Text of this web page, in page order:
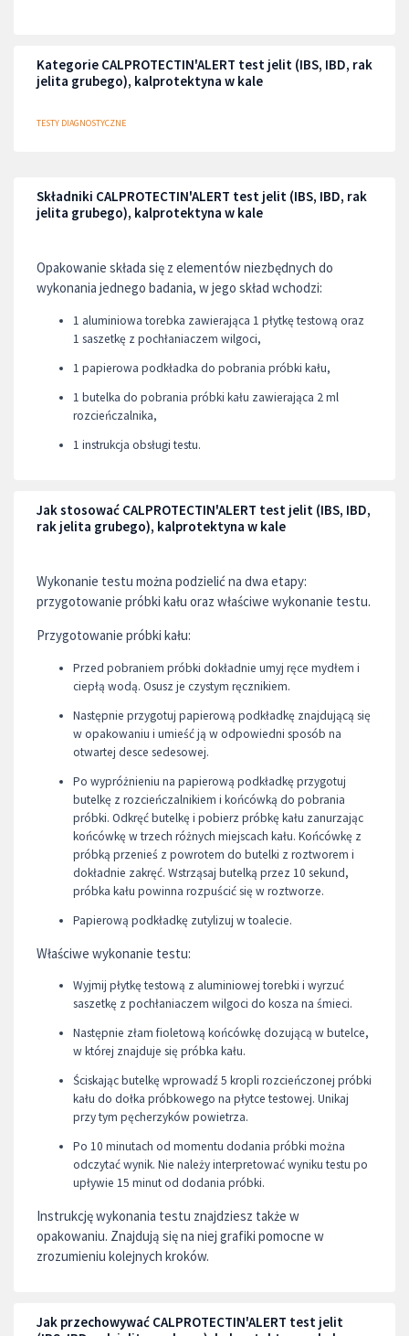
Kategorie CALPROTECTIN'ALERT test jelit (IBS, IBD, rak
jelita grubego), kalprotektyna w kale
TESTY DIAGNOSTYCZNE
Składniki CALPROTECTIN'ALERT test jelit (IBS, IBD, rak
jelita grubego), kalprotektyna w kale
Opakowanie składa się z elementów niezbędnych do
wykonania jednego badania, w jego skład wchodzi:
1 aluminiowa torebka zawierająca 1 płytkę testową oraz
1 saszetkę z pochłaniaczem wilgoci,
1 papierowa podkładka do pobrania próbki kału,
1 butelka do pobrania próbki kału zawierająca 2 ml
rozcieńczalnika,
1 instrukcja obsługi testu.
Jak stosować CALPROTECTIN'ALERT test jelit (IBS, IBD,
rak jelita grubego), kalprotektyna w kale
Wykonanie testu można podzielić na dwa etapy:
przygotowanie próbki kału oraz właściwe wykonanie testu.
Przygotowanie próbki kału:
Przed pobraniem próbki dokładnie umyj ręce mydłem i
ciepłą wodą. Osusz je czystym ręcznikiem.
Następnie przygotuj papierową podkładkę znajdującą się
w opakowaniu i umieść ją w odpowiedni sposób na
otwartej desce sedesowej.
Po wypróżnieniu na papierową podkładkę przygotuj
butelkę z rozcieńczalnikiem i końcówką do pobrania
próbki. Odkręć butelkę i pobierz próbkę kału zanurzając
końcówkę w trzech różnych miejscach kału. Końcówkę z
próbką przenieś z powrotem do butelki z roztworem i
dokładnie zakręć. Wstrząsaj butelką przez 10 sekund,
próbka kału powinna rozpuścić się w roztworze.
Papierową podkładkę zutylizuj w toalecie.
Właściwe wykonanie testu:
Wyjmij płytkę testową z aluminiowej torebki i wyrzuć
saszetkę z pochłaniaczem wilgoci do kosza na śmieci.
Następnie złam fioletową końcówkę dozującą w butelce,
w której znajduje się próbka kału.
Ściskając butelkę wprowadź 5 kropli rozcieńczonej próbki
kału do dołka próbkowego na płytce testowej. Unikaj
przy tym pęcherzyków powietrza.
Po 10 minutach od momentu dodania próbki można
odczytać wynik. Nie należy interpretować wyniku testu po
upływie 15 minut od dodania próbki.
Instrukcję wykonania testu znajdziesz także w
opakowaniu. Znajdują się na niej grafiki pomocne w
zrozumieniu kolejnych kroków.
Jak przechowywać CALPROTECTIN'ALERT test jelit